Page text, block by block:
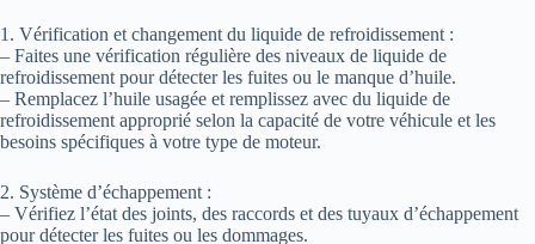
1. Vérification et changement du liquide de refroidissement :
– Faites une vérification régulière des niveaux de liquide de
refroidissement pour détecter les fuites ou le manque d’huile.
– Remplacez l’huile usagée et remplissez avec du liquide de
refroidissement approprié selon la capacité de votre véhicule et les
besoins spécifiques à votre type de moteur.
2. Système d’échappement :
– Vérifiez l’état des joints, des raccords et des tuyaux d’échappement
pour détecter les fuites ou les dommages.